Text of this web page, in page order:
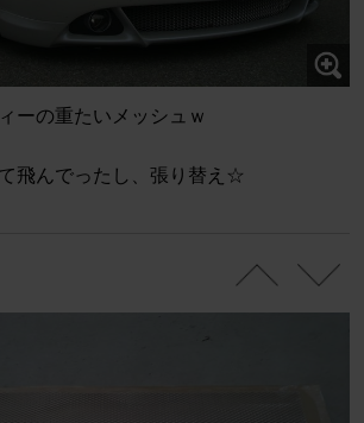
ーの重たいメッシュｗ
飛んでったし、張り替え☆